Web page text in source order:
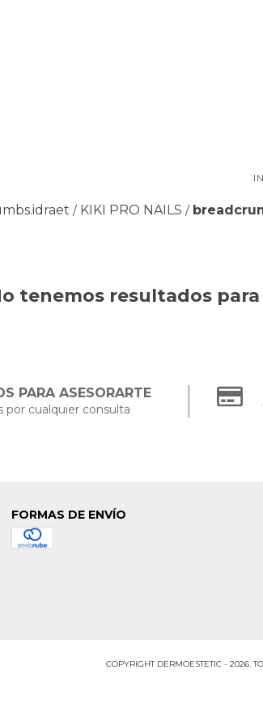
/ KIKI PRO NAILS /
tenemos resultados
PARA ASESORARTE
por cualquier consulta
FORMAS DE ENVÍO
COPYRIGHT DERMOESTETIC - 2026.